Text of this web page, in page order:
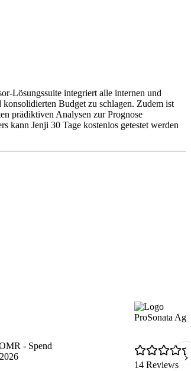
Lösungssuite integriert alle internen und
Budget zu schlagen. Zudem ist
prädiktiven Analysen zur Prognose
kann Jenji 30 Tage kostenlos getestet werden
- Spend
2026
ProSonata
14 Reviews